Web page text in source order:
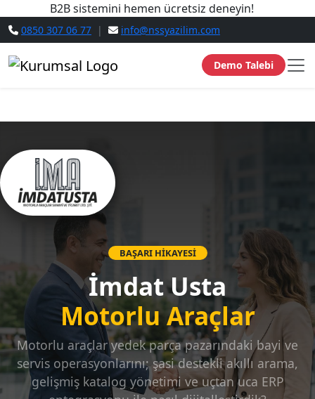
B2B sistemini hemen ücretsiz deneyin!
0850 307 06 77 | info@nssyazilim.com
Demo Talebi
BAŞARI HİKAYESİ
İmdat Usta
Motorlu Araçlar
Motorlu araçlar yedek parça pazarındaki bayi ve
servis operasyonlarını; şasi destekli akıllı arama,
gelişmiş katalog yönetimi ve uçtan uca ERP